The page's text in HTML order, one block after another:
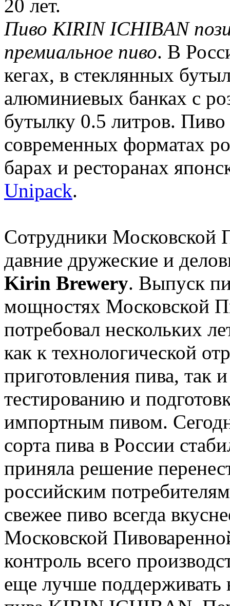
20 лет.
Пиво KIRIN ICHIBAN
премиальное пиво. В
кегах, в стеклянных
алюминиевых банках с
бутылку 0.5 литров. Пиво
современных форматах
барах и ресторанах
Unipack.
Сотрудники Московской
давние дружеские и
Kirin Brewery. Выпуск
мощностях Московской
потребовал нескольких
как к технологической
приготовления пива, так
тестированию и
импортным пивом.
сорта пива в России
приняла решение
российским
свежее пиво всегда
Московской
контроль всего
еще лучше поддерживать